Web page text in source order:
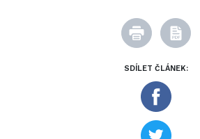
SDÍLET ČLÁNEK: